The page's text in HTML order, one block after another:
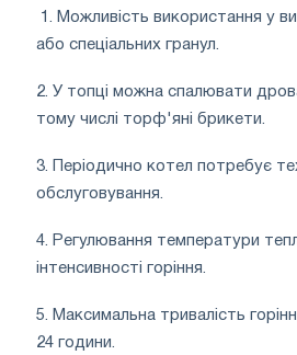
1. Можливість використання у
або спеціальних гранул.
2. У топці можна спалювати
тому числі торф'яні брикети.
3. Періодично котел потребує
обслуговування.
4. Регулювання температури
інтенсивності горіння.
5. Максимальна тривалість
24 години.